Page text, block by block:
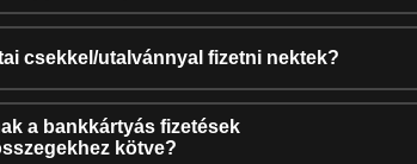
csekkel/utalvánnyal fizetni nektek?
a bankkártyás fizetések
kötve?